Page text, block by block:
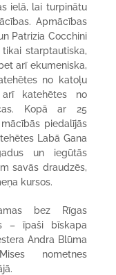
ielā, lai turpinātu
Apmācības
Patrizia Cocchini
starptautiska,
arī ekumeniska,
no katoļu
katehētes no
Kopā ar 25
piedalījās
Labā Gana
un iegūtās
savās draudzēs,
kursos.
bez Rīgas
– īpaši bīskapa
Andra Blūma
nometnes